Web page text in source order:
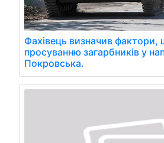
Фахівець визначив
просуванню загарбників у
Покровська.